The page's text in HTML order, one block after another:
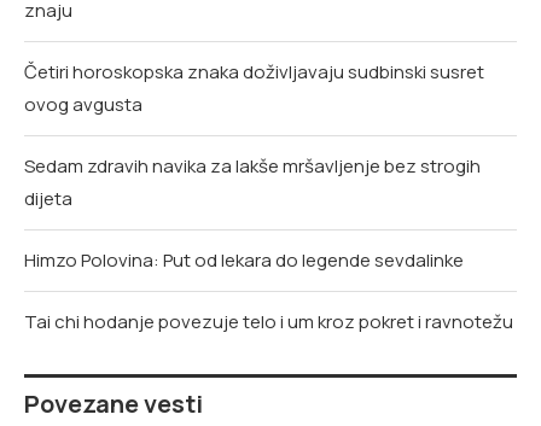
znaju
Četiri horoskopska znaka doživljavaju sudbinski susret
ovog avgusta
Sedam zdravih navika za lakše mršavljenje bez strogih
dijeta
Himzo Polovina: Put od lekara do legende sevdalinke
Tai chi hodanje povezuje telo i um kroz pokret i ravnotežu
Povezane vesti